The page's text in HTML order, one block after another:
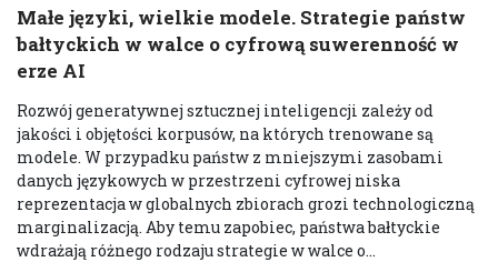
Małe języki, wielkie modele. Strategie państw
bałtyckich w walce o cyfrową suwerenność w
erze AI
Rozwój generatywnej sztucznej inteligencji zależy od
jakości i objętości korpusów, na których trenowane są
modele. W przypadku państw z mniejszymi zasobami
danych językowych w przestrzeni cyfrowej niska
reprezentacja w globalnych zbiorach grozi technologiczną
marginalizacją. Aby temu zapobiec, państwa bałtyckie
wdrażają różnego rodzaju strategie w walce o...